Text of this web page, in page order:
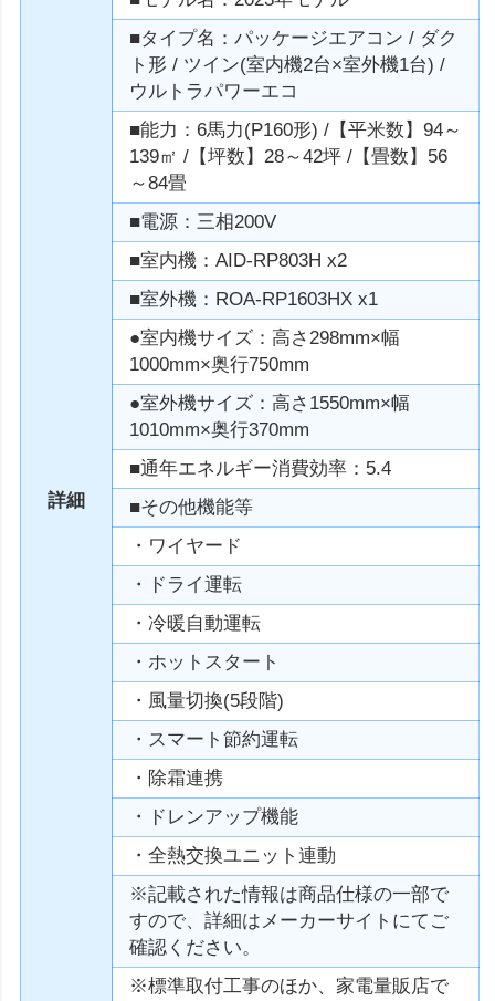
詳細
■タイプ名：パッケージエアコン / ダク
ト形 / ツイン(室内機2台×室外機1台) /
ウルトラパワーエコ
■能力：6馬力(P160形) /【平米数】94～
139㎡ /【坪数】28～42坪 /【畳数】56
～84畳
■電源：三相200V
■室内機：AID-RP803H x2
■室外機：ROA-RP1603HX x1
●室内機サイズ：高さ298mm×幅
1000mm×奥行750mm
●室外機サイズ：高さ1550mm×幅
1010mm×奥行370mm
■通年エネルギー消費効率：5.4
■その他機能等
・ワイヤード
・ドライ運転
・冷暖自動運転
・ホットスタート
・風量切換(5段階)
・スマート節約運転
・除霜連携
・ドレンアップ機能
・全熱交換ユニット連動
※記載された情報は商品仕様の一部で
すので、詳細はメーカーサイトにてご
確認ください。
※標準取付工事のほか、家電量販店で